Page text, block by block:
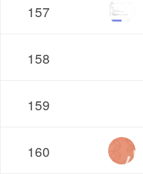
157
158
159
160